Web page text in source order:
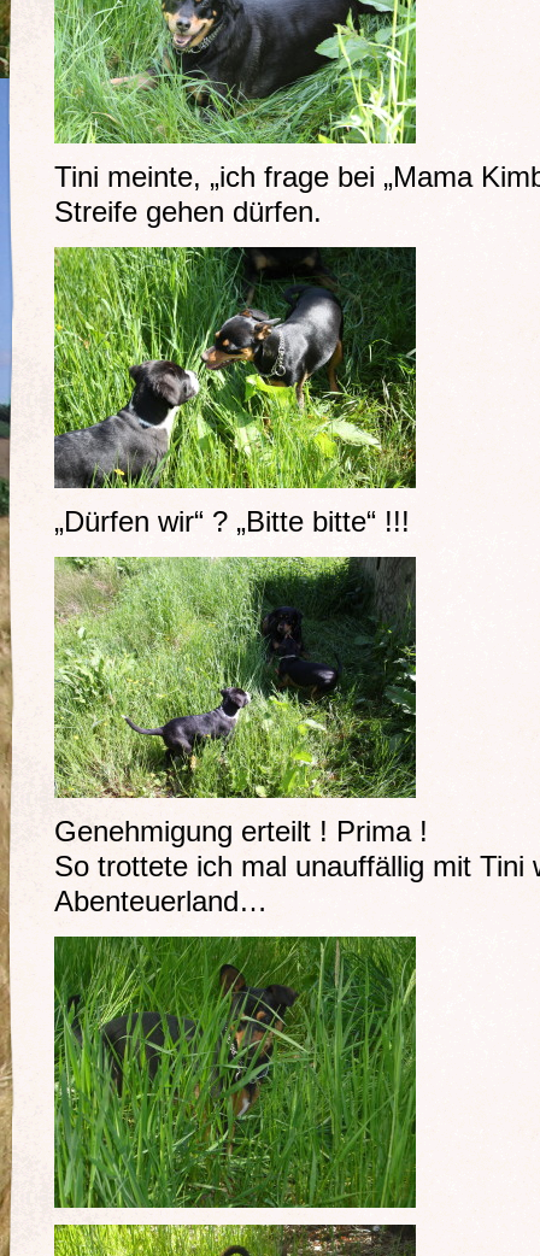
Tini meinte, „ich frage bei „Mama
Streife gehen dürfen.
„Dürfen wir“ ? „Bitte bitte“ !!!
Genehmigung erteilt ! Prima !
So trottete ich mal unauffällig mit Tini
Abenteuerland…